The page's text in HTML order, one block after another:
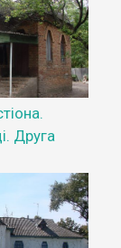
Друга